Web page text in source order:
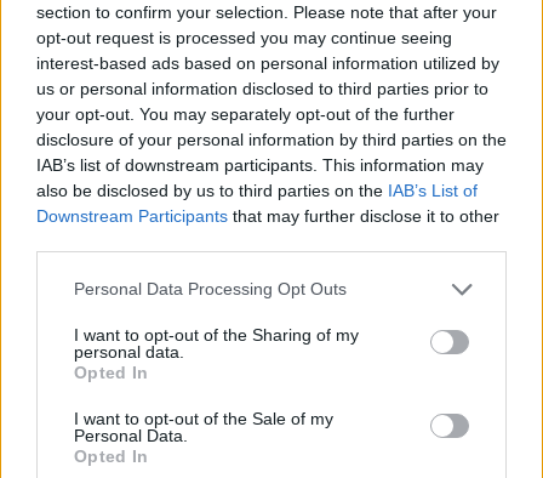
section to confirm your selection. Please note that after your
opt-out request is processed you may continue seeing
interest-based ads based on personal information utilized by
us or personal information disclosed to third parties prior to
your opt-out. You may separately opt-out of the further
disclosure of your personal information by third parties on the
IAB’s list of downstream participants. This information may
also be disclosed by us to third parties on the IAB’s List of
Downstream Participants that may further disclose it to other
Personal Data Processing Opt Outs
I want to opt-out of the Sharing of my
personal data.
Opted In
I want to opt-out of the Sale of my
Personal Data.
Opted In
Com preços que vão de um a cinco euros, as peças
podem ser adquiridas individualmente ou em
conjuntos. Cada compra feita durante esta venda de
natal contribuirá integralmente para o projeto de
construção de um jardim de infância em Sanfim
[Guiné-Bissau], promovido pela Organização Não
Governamental “Sol Sem Fronteiras” (SOLSEF). O
“Esta ação solidária começou como resposta às
preocupações dos estudantes sobre questões
países em desenvolvimento, e já resultou na
produção de mais de 200 peças, o que mostra bem o